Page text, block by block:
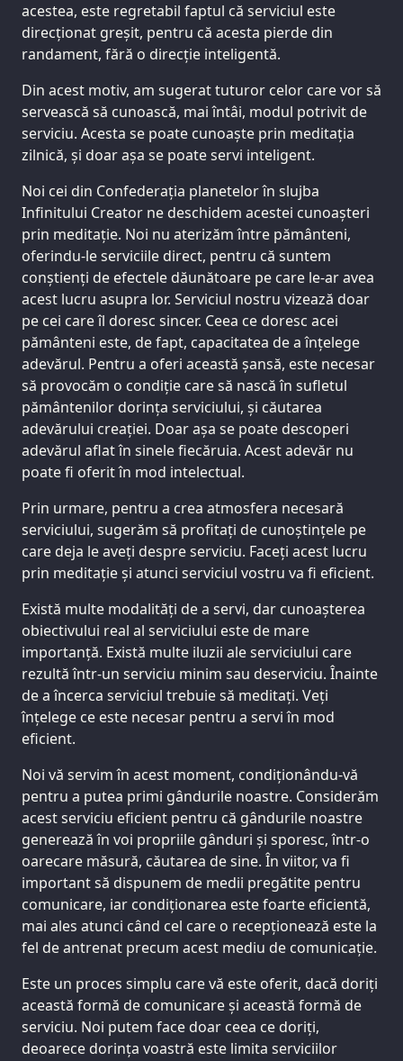
acestea, este regretabil faptul că serviciul este
direcționat greșit, pentru că acesta pierde din
randament, fără o direcție inteligentă.
Din acest motiv, am sugerat tuturor celor care vor să
servească să cunoască, mai întâi, modul potrivit de
serviciu. Acesta se poate cunoaște prin meditația
zilnică, și doar așa se poate servi inteligent.
Noi cei din Confederația planetelor în slujba
Infinitului Creator ne deschidem acestei cunoașteri
prin meditație. Noi nu aterizăm între pământeni,
oferindu-le serviciile direct, pentru că suntem
conștienți de efectele dăunătoare pe care le-ar avea
acest lucru asupra lor. Serviciul nostru vizează doar
pe cei care îl doresc sincer. Ceea ce doresc acei
pământeni este, de fapt, capacitatea de a înțelege
adevărul. Pentru a oferi această șansă, este necesar
să provocăm o condiție care să nască în sufletul
pământenilor dorința serviciului, și căutarea
adevărului creației. Doar așa se poate descoperi
adevărul aflat în sinele fiecăruia. Acest adevăr nu
poate fi oferit în mod intelectual.
Prin urmare, pentru a crea atmosfera necesară
serviciului, sugerăm să profitați de cunoștințele pe
care deja le aveți despre serviciu. Faceți acest lucru
prin meditație și atunci serviciul vostru va fi eficient.
Există multe modalități de a servi, dar cunoașterea
obiectivului real al serviciului este de mare
importanță. Există multe iluzii ale serviciului care
rezultă într-un serviciu minim sau deserviciu. Înainte
de a încerca serviciul trebuie să meditați. Veți
înțelege ce este necesar pentru a servi în mod
eficient.
Noi vă servim în acest moment, condiționându-vă
pentru a putea primi gândurile noastre. Considerăm
acest serviciu eficient pentru că gândurile noastre
generează în voi propriile gânduri și sporesc, într-o
oarecare măsură, căutarea de sine. În viitor, va fi
important să dispunem de medii pregătite pentru
comunicare, iar condiționarea este foarte eficientă,
mai ales atunci când cel care o recepționează este la
fel de antrenat precum acest mediu de comunicație.
Este un proces simplu care vă este oferit, dacă doriți
această formă de comunicare și această formă de
serviciu. Noi putem face doar ceea ce doriți,
deoarece dorința voastră este limita serviciilor